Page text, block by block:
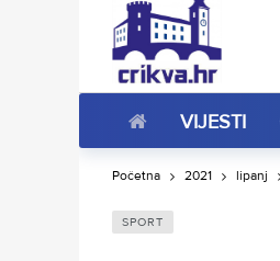
VIJESTI
Početna 2021 lipanj
SPORT